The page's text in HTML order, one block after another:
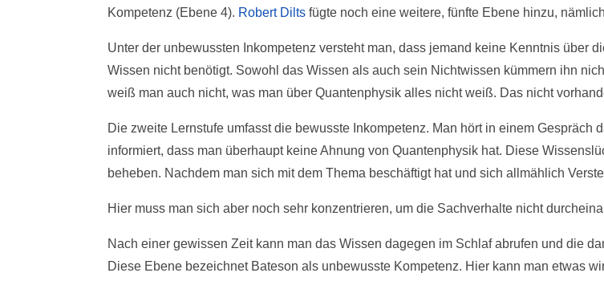
Kompetenz (Ebene 4). Robert Dilts fügte noch eine weitere, fünfte Ebene hinzu,
Unter der unbewussten Inkompetenz versteht man, dass jemand keine Kenntnis über
Wissen nicht benötigt. Sowohl das Wissen als auch sein Nichtwissen kümmern ihn
weiß man auch nicht, was man über Quantenphysik alles nicht weiß. Das nicht
Die zweite Lernstufe umfasst die bewusste Inkompetenz. Man hört in einem
informiert, dass man überhaupt keine Ahnung von Quantenphysik hat. Diese
beheben. Nachdem man sich mit dem Thema beschäftigt hat und sich allmählich
Hier muss man sich aber noch sehr konzentrieren, um die Sachverhalte nicht
Nach einer gewissen Zeit kann man das Wissen dagegen im Schlaf abrufen und die
Diese Ebene bezeichnet Bateson als unbewusste Kompetenz. Hier kann man etwas